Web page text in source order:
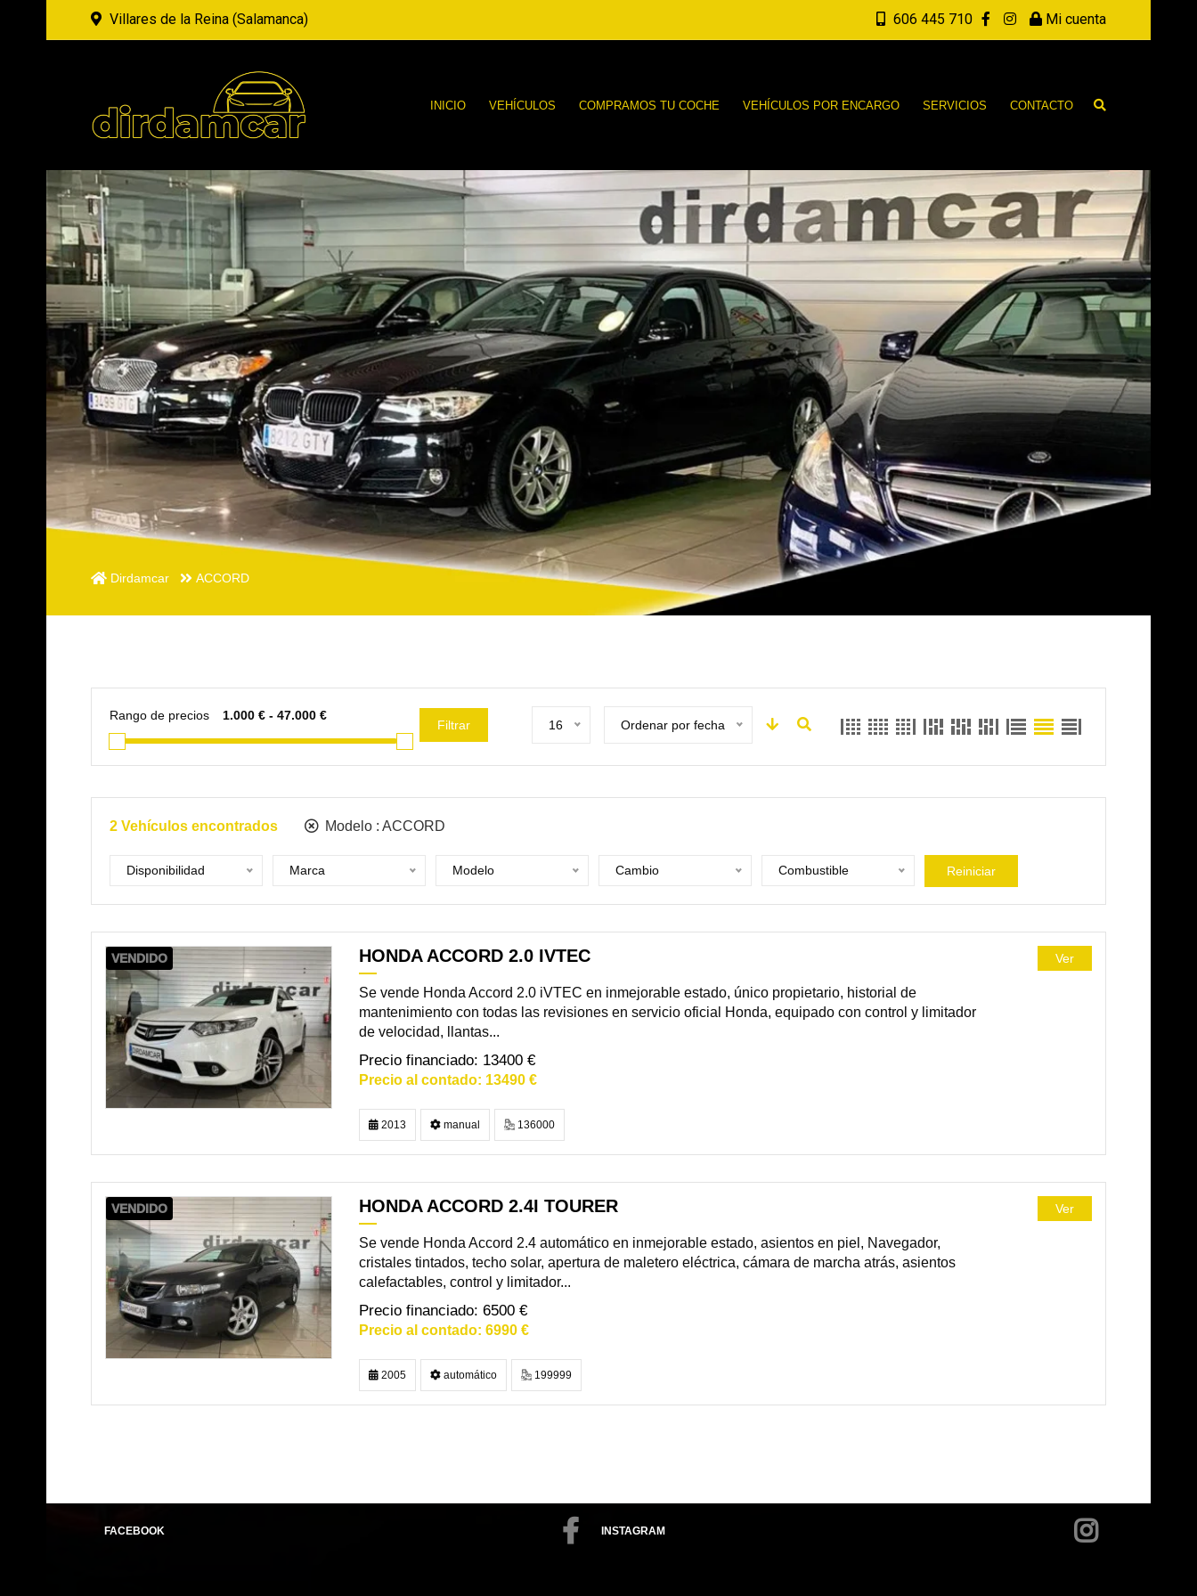
Villares de la Reina (Salamanca) 606 445 710 Mi cuenta
INICIO VEHÍCULOS COMPRAMOS TU COCHE VEHÍCULOS POR ENCARGO SERVICIOS CONTACTO
Dirdamcar ACCORD
Rango de precios
Filtrar 16 Ordenar por fecha
2 Vehículos encontrados Modelo : ACCORD
Disponibilidad Marca Modelo Cambio Combustible Reiniciar
VENDIDO HONDA ACCORD 2.0 IVTEC
Se vende Honda Accord 2.0 iVTEC en inmejorable estado, único propietario, historial de
mantenimiento con todas las revisiones en servicio oficial Honda, equipado con control y limitador
de velocidad, llantas...
13400 €
13490 €
Ver
2013 manual 136000
VENDIDO HONDA ACCORD 2.4I TOURER
Se vende Honda Accord 2.4 automático en inmejorable estado, asientos en piel, Navegador,
cristales tintados, techo solar, apertura de maletero eléctrica, cámara de marcha atrás, asientos
calefactables, control y limitador...
6500 €
6990 €
Ver
2005 automático 199999
FACEBOOK INSTAGRAM